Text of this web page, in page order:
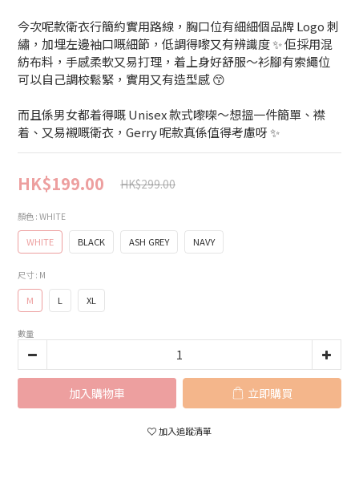
今次呢款衛衣行簡約實用路線，胸口位有細細個品牌 Logo 刺
繡，加埋左邊袖口嘅細節，低調得嚟又有辨識度 ✨ 佢採用混
紡布料，手感柔軟又易打理，着上身好舒服～衫腳有索繩位
可以自己調校鬆緊，實用又有造型感 😙
而且係男女都着得嘅 Unisex 款式嚟㗎～想搵一件簡單、襟
着、又易襯嘅衛衣，Gerry 呢款真係值得考慮呀 ✨
HK$199.00 HK$299.00
顏色 : WHITE
WHITE BLACK ASH GREY NAVY
尺寸 : M
M L XL
數量
加入購物車 立即購買
加入追蹤清單